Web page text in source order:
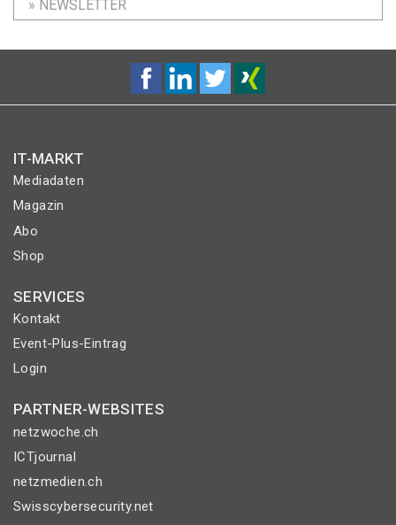
» NEWSLETTER
IT-MARKT
Mediadaten
Magazin
Abo
Shop
SERVICES
Kontakt
Event-Plus-Eintrag
Login
PARTNER-WEBSITES
netzwoche.ch
ICTjournal
netzmedien.ch
Swisscybersecurity.net